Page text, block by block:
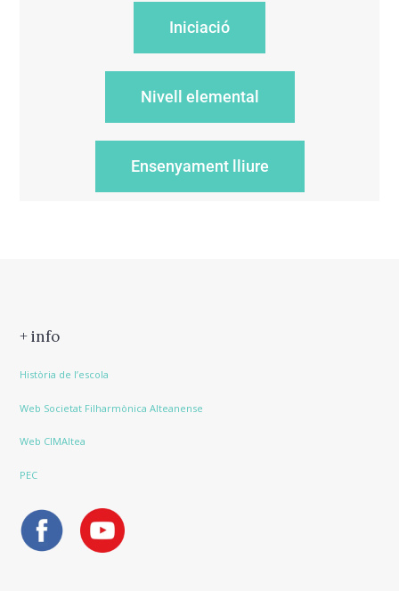
Iniciació
Nivell elemental
Ensenyament lliure
+ info
Història de l’escola
Web Societat Filharmònica Alteanense
Web CIMAltea
PEC